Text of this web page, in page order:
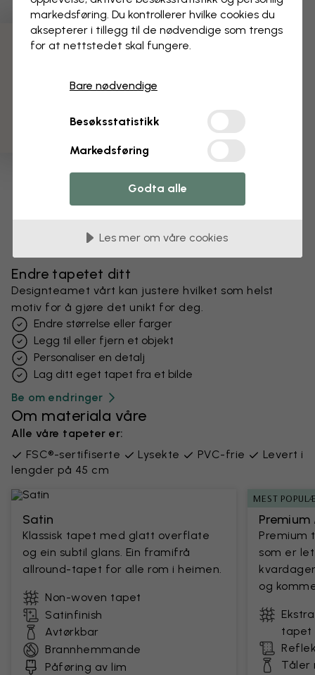
Endre tapetet ditt
Designteamet vårt kan justere hvilket som helst
motiv for å gjøre det unikt for deg.
Endre størrelse eller farger
Legg til eller fjern et objekt
Personaliser en detalj
Lag ditt eget tapet fra et bilde
Be om endringer
Om materiala våre
Alle våre tapeter er:
FSC®-sertifiserte
Lysekte PVC-frie
Levert i
lengder på 45 cm
Satin
Klassisk tapet med glatt overflate
og ein subtil glans. Ein framifrå
allround-tapet for alle rom i heimen.
Non-woven tapet
Satinfinish
Avtørkbar
Brannhemmande
Påføring av lim
MEST
Premium
som er
og
tapet
Tåler
markedsføring. Du kontrollerer hvilke cookies du
aksepterer i tillegg til de nødvendige som trengs
for at nettstedet skal fungere.
Bare nødvendige
Besøksstatistikk
Markedsføring
Godta alle
Les mer om våre cookies